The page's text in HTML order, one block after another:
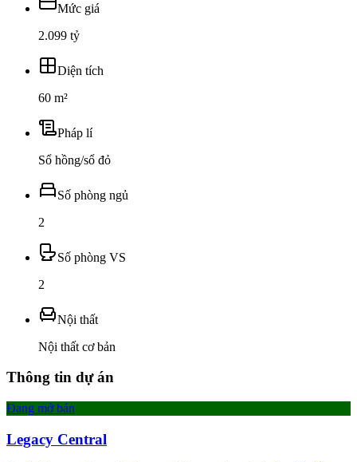
Mức giá
2.099 tỷ
Diện tích
60 m²
Pháp lí
Sổ hồng/sổ đỏ
Số phòng ngủ
2
Số phòng VS
2
Nội thất
Nội thất cơ bản
Thông tin dự án
Đang mở bán
Legacy Central